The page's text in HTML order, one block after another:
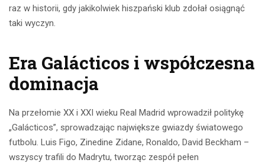
raz w historii, gdy jakikolwiek hiszpański klub zdołał osiągnąć
taki wyczyn.
Era Galácticos i współczesna
dominacja
Na przełomie XX i XXI wieku Real Madrid wprowadził politykę
„Galácticos”, sprowadzając największe gwiazdy światowego
futbolu. Luis Figo, Zinedine Zidane, Ronaldo, David Beckham –
wszyscy trafili do Madrytu, tworząc zespół pełen